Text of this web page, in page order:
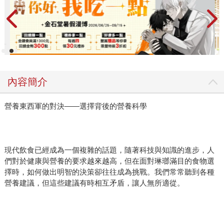
內容簡介
營養東西軍的對決——選擇背後的營養科學
現代飲食已經成為一個複雜的話題，隨著科技與知識的進步，人
們對於健康與營養的要求越來越高，但在面對琳瑯滿目的食物選
擇時，如何做出明智的決策卻往往成為挑戰。我們常常聽到各種
營養建議，但這些建議有時相互矛盾，讓人無所適從。